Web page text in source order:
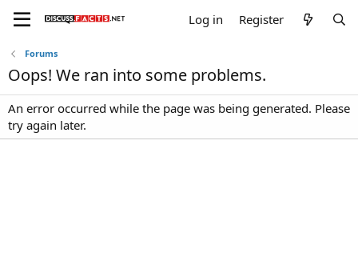
Log in Register
Forums
Oops! We ran into some problems.
An error occurred while the page was being generated. Please
try again later.